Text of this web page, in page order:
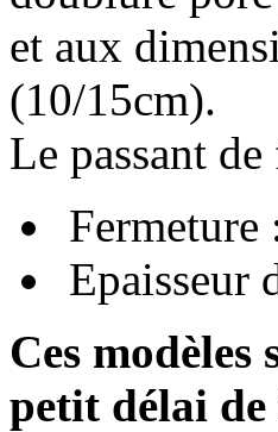
et aux
(10/15cm).
Le passant
Fermeture
Epaisseur
Ces
petit délai